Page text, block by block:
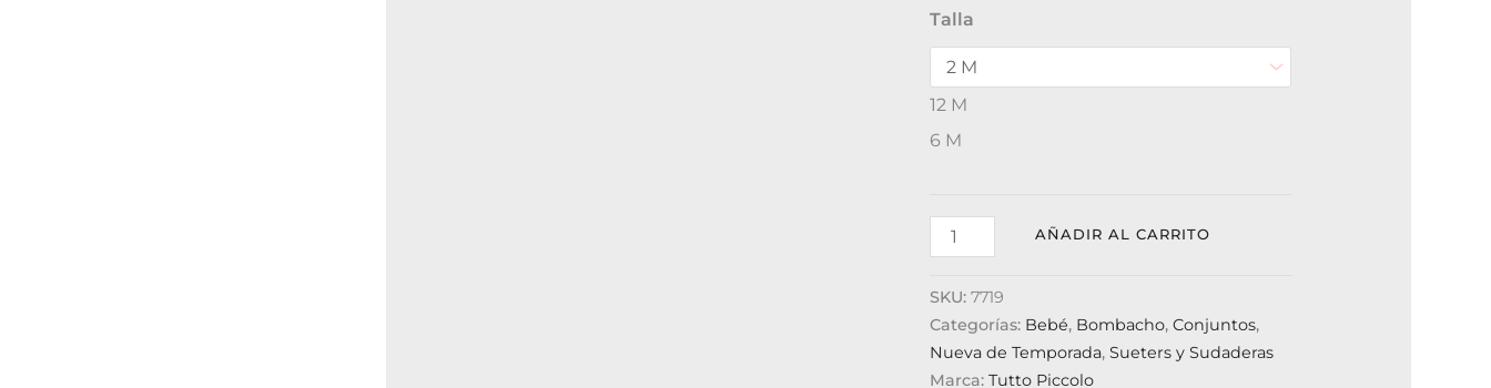
Talla
12 M
6 M
AÑADIR AL CARRITO
SKU:7719
Categorías: Bebé, Bombacho,Conjuntos,
Nueva de Temporada,Sueters y Sudaderas
Marca:Tutto Piccolo